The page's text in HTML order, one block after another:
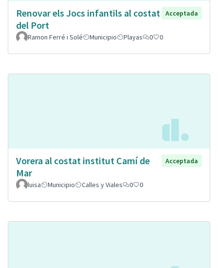
Renovar els Jocs infantils al costat
del Port
Acceptada
Ramon Ferré i Solé Municipio Playas 0 0
Vorera al costat institut Camí de
Mar
Acceptada
luisa Municipio Calles y Viales 0 0